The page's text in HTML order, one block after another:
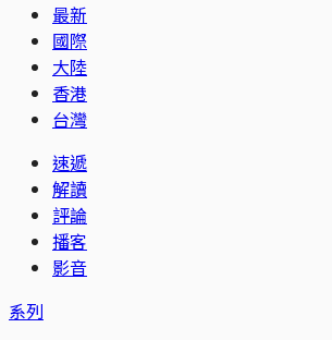
最新
國際
大陸
香港
台灣
速遞
解讀
評論
播客
影音
系列